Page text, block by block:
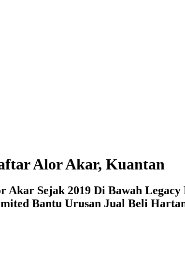
Alor Akar, Kuantan
Sejak 2019 Di Bawah
Bantu Urusan Jual Beli